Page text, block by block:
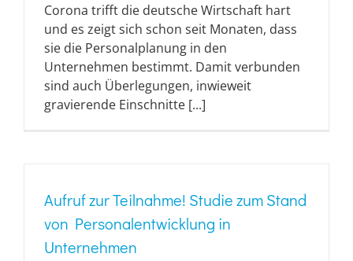
Corona trifft die deutsche Wirtschaft hart
und es zeigt sich schon seit Monaten, dass
sie die Personalplanung in den
Unternehmen bestimmt. Damit verbunden
sind auch Überlegungen, inwieweit
gravierende Einschnitte [...]
Aufruf zur Teilnahme! Studie zum Stand
von Personalentwicklung in
Unternehmen